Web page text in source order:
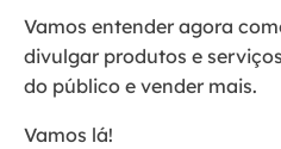
Vamos entender agora
divulgar produtos e
do público e vender mais.
Vamos lá!